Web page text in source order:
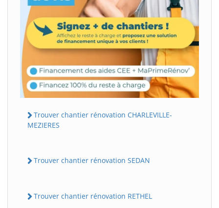
Trouver chantier rénovation CHARLEVILLE-
MEZIERES
Trouver chantier rénovation SEDAN
Trouver chantier rénovation RETHEL